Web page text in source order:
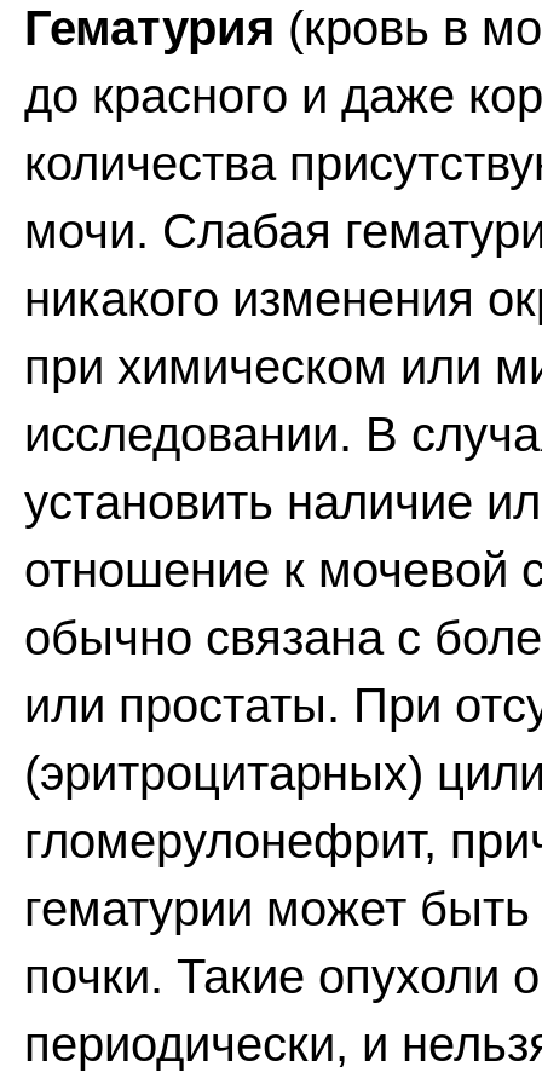
Гематурия (кровь в
до красного и даже
количества
мочи. Слабая
никакого изменения
при химическом или
исследовании. В
установить наличие
отношение к мочевой
обычно связана с
или простаты. При
(эритроцитарных)
гломерулонефрит,
гематурии может
почки. Такие опухоли
периодически, и